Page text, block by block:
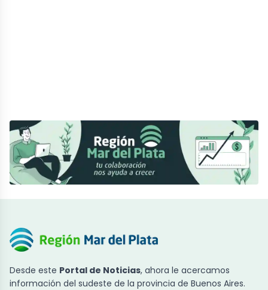
Desde este Portal de Noticias, ahora le acercamos
información del sudeste de la provincia de Buenos Aires.